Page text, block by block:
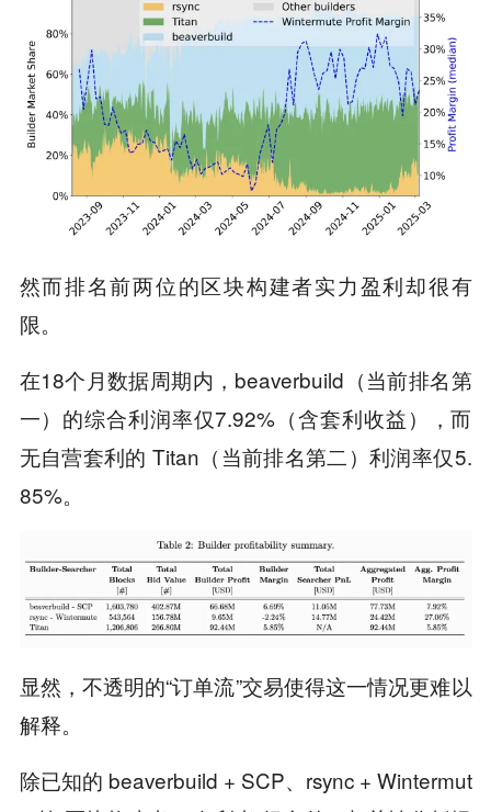
然而排名前两位的区块构建者实力盈利却很有
限。
在18个月数据周期内，beaverbuild（当前排名第
一）的综合利润率仅7.92%（含套利收益），而
无自营套利的 Titan（当前排名第二）利润率仅5.
85%。
显然，不透明的“订单流”交易使得这一情况更难以
解释。
除已知的 beaverbuild + SCP、rsync + Wintermut